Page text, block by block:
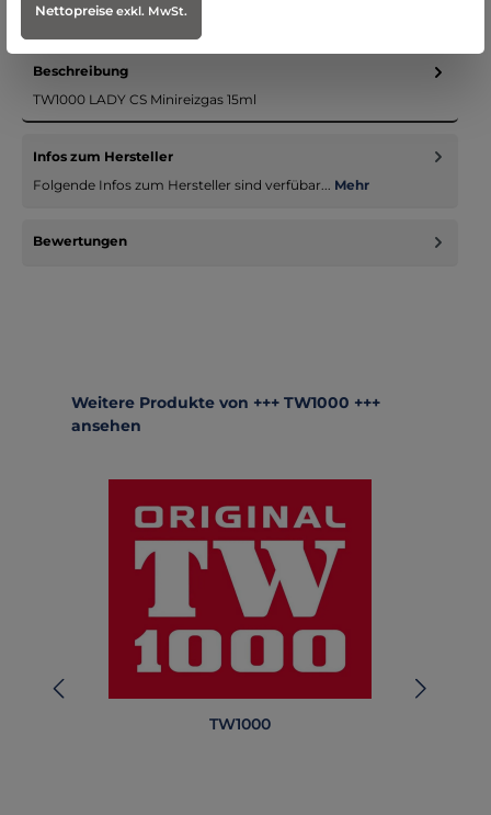
Beschreibung
TW1000 LADY CS Minireizgas 15ml
Infos zum Hersteller
Folgende Infos zum Hersteller sind verfübar... Mehr
Bewertungen
Produktgalerie überspringen
Weitere Produkte von +++ TW1000 +++
ansehen
TW1000
Nettopreiseexkl. MwSt.